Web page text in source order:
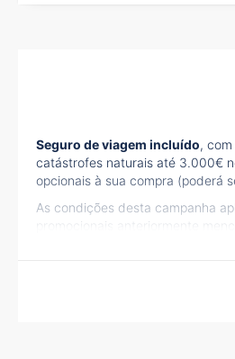
Seguro de viagem incluído,
catástrofes naturais até 3.000€
opcionais à sua compra (poderá
As condições desta campanha
promocionais anteriormente